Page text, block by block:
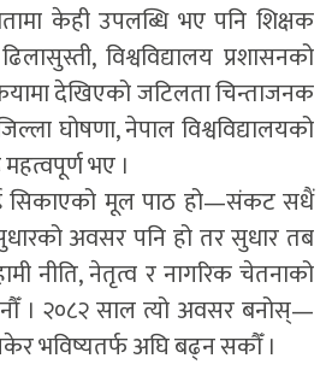
केही उपलब्धि भए पनि शिक्षक
विश्वविद्यालय प्रशासनको
देखिएको जटिलता चिन्ताजनक
घोषणा, नेपाल विश्वविद्यालयको
भए ।
सिकाएको मूल पाठ हो—संकट सधैं
अवसर पनि हो तर सुधार तब
नीति, नेतृत्व र नागरिक चेतनाको
। २०८२ साल त्यो अवसर बनोस्—
भविष्यतर्फ अघि बढ्न सकौँ ।